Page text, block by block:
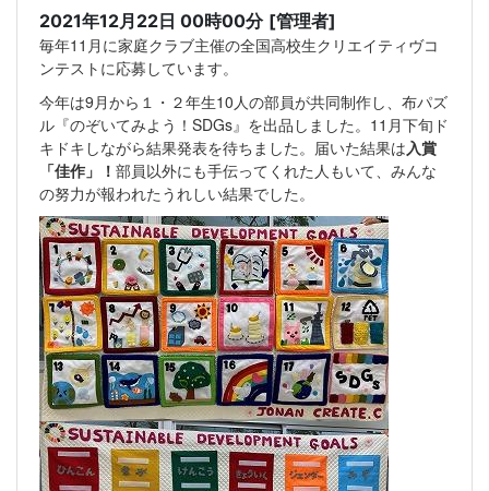
2021年12月22日 00時00分 [管理者]
毎年11月に家庭クラブ主催の全国高校生クリエイティヴコ
ンテストに応募しています。
今年は9月から１・２年生10人の部員が共同制作し、布パズ
ル『のぞいてみよう！SDGs』を出品しました。11月下旬ド
キドキしながら結果発表を待ちました。届いた結果は 入賞
「佳作」！ 部員以外にも手伝ってくれた人もいて、みんな
の努力が報われたうれしい結果でした。